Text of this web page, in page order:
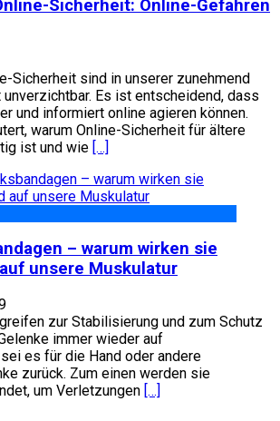
Sicherheit: Online-Gefahren
Sicherheit sind in unserer zunehmend
Es ist entscheidend, dass
und informiert online agieren können.
warum Online-Sicherheit für ältere
ist und wie […]
– warum wirken sie
unsere Muskulatur
zur Stabilisierung und zum Schutz
immer wieder auf
es für die Hand oder andere
zurück. Zum einen werden sie
um Verletzungen […]